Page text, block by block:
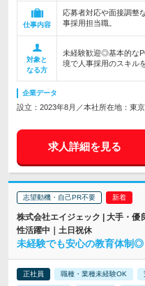
仕事内容
応募者対応や面接調整
事採用担当職。
対象と
なる方
未経験歓迎◎基本的な
境で人事採用のスキル
企業データ
設立：2023年8月／本社所在地：東
求人詳細を見る
志望動機・自己PR不要
株式会社エイジェック | 大手・
性活躍中｜土日祝休
未経験でも安心の教育体制
正社員 職種・業種未経験OK